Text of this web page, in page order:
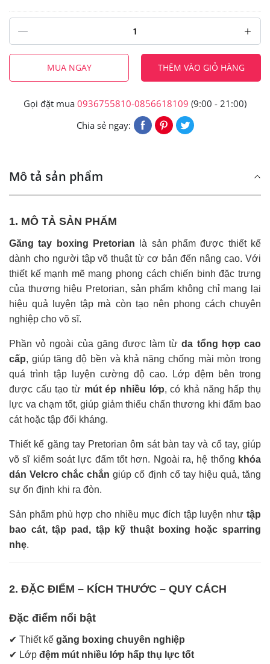
MUA NGAY THÊM VÀO GIỎ HÀNG
Gọi đặt mua 0936755810-0856618109 (9:00 - 21:00)
Chia sẻ ngay:
Mô tả sản phẩm
1. MÔ TẢ SẢN PHẨM
Găng tay boxing Pretorian là sản phẩm được thiết kế
dành cho người tập võ thuật từ cơ bản đến nâng cao. Với
thiết kế mạnh mẽ mang phong cách chiến binh đặc trưng
của thương hiệu Pretorian, sản phẩm không chỉ mang lại
hiệu quả luyện tập mà còn tạo nên phong cách chuyên
nghiệp cho võ sĩ.
Phần vỏ ngoài của găng được làm từda tổng hợp cao
cấp, giúp tăng độ bền và khả năng chống mài mòn trong
quá trình tập luyện cường độ cao. Lớp đệm bên trong
được cấu tạo từ mút ép nhiều lớp, có khả năng hấp thụ
lực va chạm tốt, giúp giảm thiểu chấn thương khi đấm bao
cát hoặc tập đối kháng.
Thiết kế găng tay Pretorian ôm sát bàn tay và cổ tay, giúp
võ sĩ kiểm soát lực đấm tốt hơn. Ngoài ra, hệ thống khóa
dán Velcro chắc chắn giúp cố định cổ tay hiệu quả, tăng
sự ổn định khi ra đòn.
Sản phẩm phù hợp cho nhiều mục đích tập luyện như tập
bao cát, tập pad, tập kỹ thuật boxing hoặc sparring
nhẹ.
2. ĐẶC ĐIỂM – KÍCH THƯỚC – QUY CÁCH
Đặc điểm nổi bật
✔ Thiết kế găng boxing chuyên nghiệp
✔ Lớp đệm mút nhiều lớp hấp thụ lực tốt